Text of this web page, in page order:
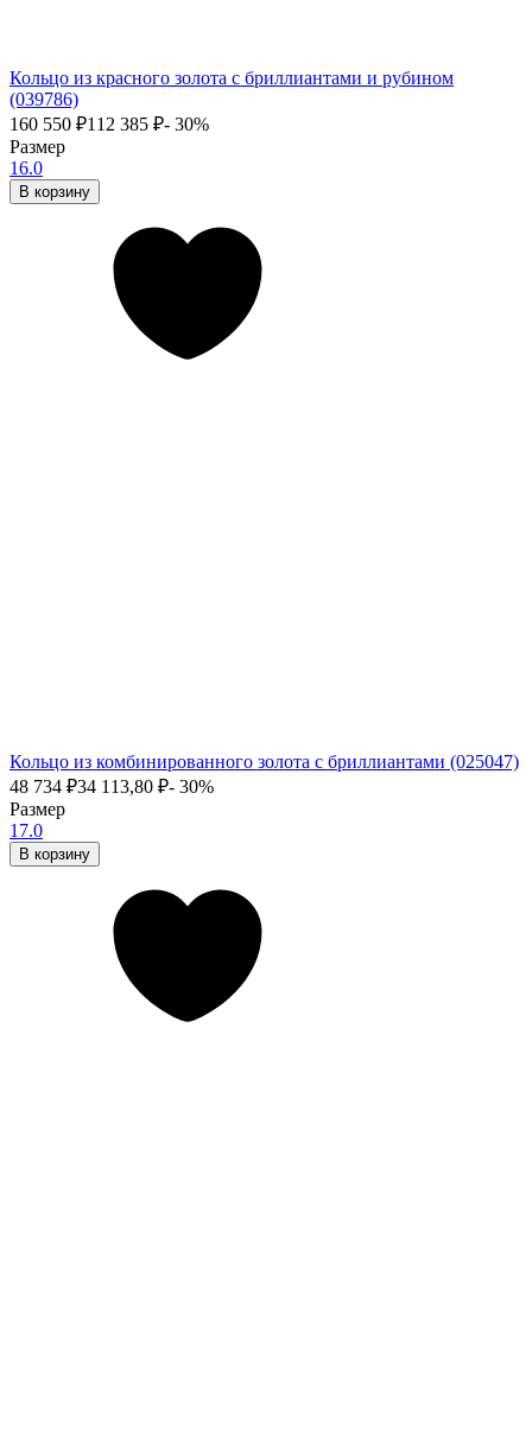
Кольцо из красного золота с бриллиантами и рубином
(039786)
160 550 ₽112 385 ₽- 30%
Размер
16.0
В корзину
Кольцо из комбинированного золота с бриллиантами (025047)
48 734 ₽34 113,80 ₽- 30%
Размер
17.0
В корзину